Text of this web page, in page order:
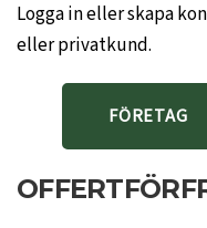
Logga in eller skapa
eller privatkund.
FÖRETAG